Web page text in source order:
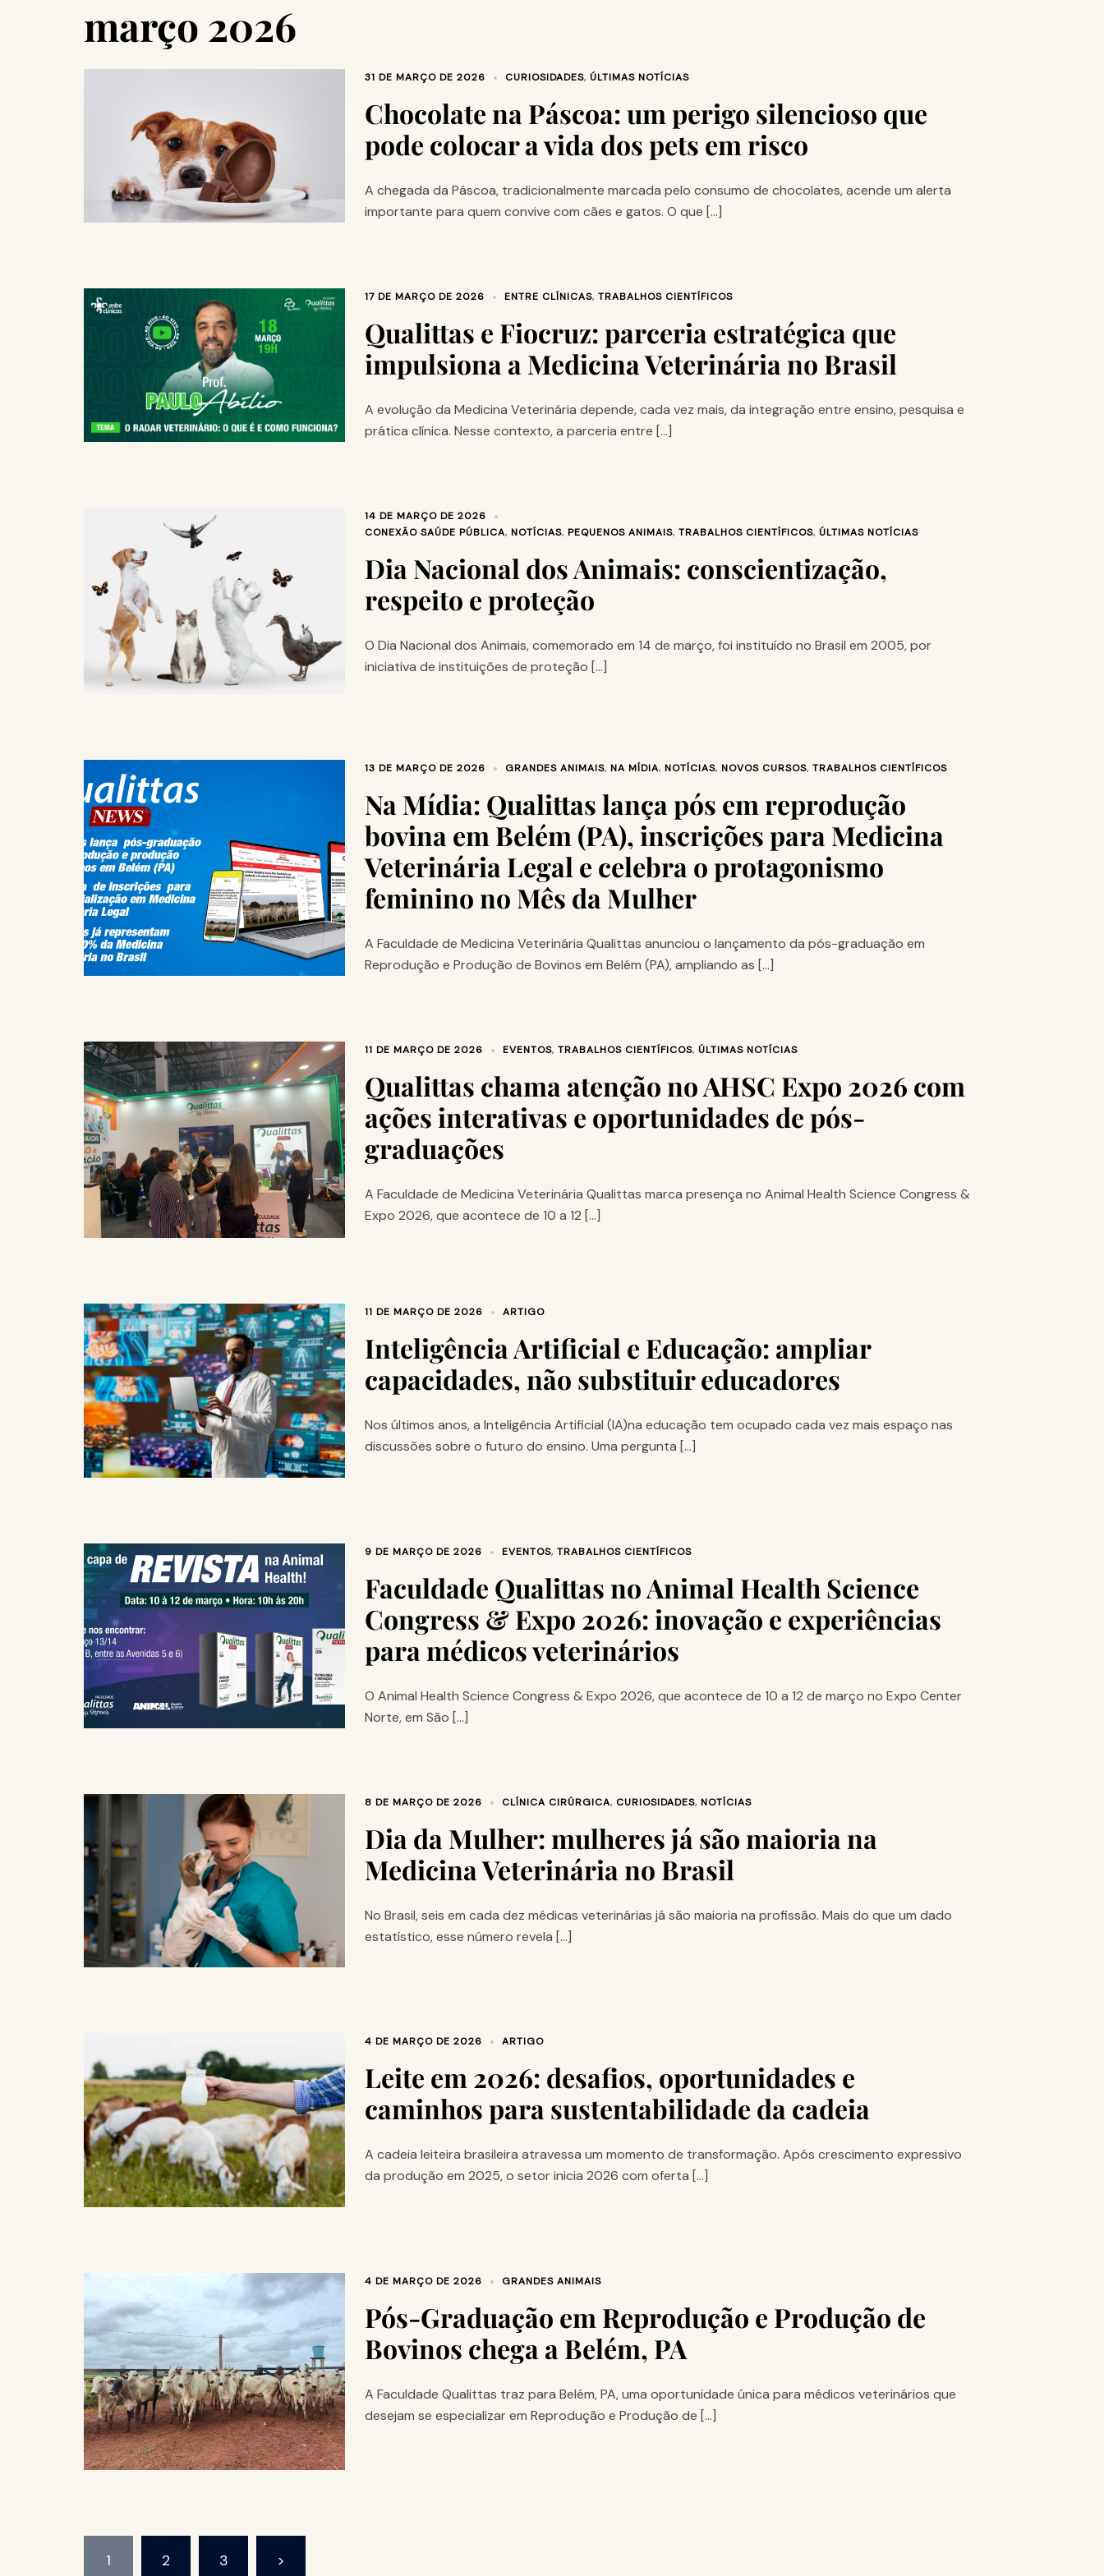
março 2026
31 DE MARÇO DE 2026 CURIOSIDADES, ÚLTIMAS NOTÍCIAS
Chocolate na Páscoa: um perigo silencioso que
pode colocar a vida dos pets em risco
A chegada da Páscoa, tradicionalmente marcada pelo consumo de chocolates, acende um alerta
importante para quem convive com cães e gatos. O que […]
17 DE MARÇO DE 2026 ENTRE CLÍNICAS, TRABALHOS CIENTÍFICOS
Qualittas e Fiocruz: parceria estratégica que
impulsiona a Medicina Veterinária no Brasil
A evolução da Medicina Veterinária depende, cada vez mais, da integração entre ensino, pesquisa e
prática clínica. Nesse contexto, a parceria entre […]
14 DE MARÇO DE 2026
CONEXÃO SAÚDE PÚBLICA, NOTÍCIAS, PEQUENOS ANIMAIS, TRABALHOS CIENTÍFICOS, ÚLTIMAS NOTÍCIAS
Dia Nacional dos Animais: conscientização,
respeito e proteção
O Dia Nacional dos Animais, comemorado em 14 de março, foi instituído no Brasil em 2005, por
iniciativa de instituições de proteção […]
13 DE MARÇO DE 2026 GRANDES ANIMAIS, NA MÍDIA, NOTÍCIAS, NOVOS CURSOS, TRABALHOS CIENTÍFICOS
Na Mídia: Qualittas lança pós em reprodução
bovina em Belém (PA), inscrições para Medicina
Veterinária Legal e celebra o protagonismo
feminino no Mês da Mulher
A Faculdade de Medicina Veterinária Qualittas anunciou o lançamento da pós-graduação em
Reprodução e Produção de Bovinos em Belém (PA), ampliando as […]
11 DE MARÇO DE 2026 EVENTOS, TRABALHOS CIENTÍFICOS, ÚLTIMAS NOTÍCIAS
Qualittas chama atenção no AHSC Expo 2026 com
ações interativas e oportunidades de pós-
graduações
A Faculdade de Medicina Veterinária Qualittas marca presença no Animal Health Science Congress &
Expo 2026, que acontece de 10 a 12 […]
11 DE MARÇO DE 2026 ARTIGO
Inteligência Artificial e Educação: ampliar
capacidades, não substituir educadores
Nos últimos anos, a Inteligência Artificial (IA)na educação tem ocupado cada vez mais espaço nas
discussões sobre o futuro do ensino. Uma pergunta […]
9 DE MARÇO DE 2026 EVENTOS, TRABALHOS CIENTÍFICOS
Faculdade Qualittas no Animal Health Science
Congress & Expo 2026: inovação e experiências
para médicos veterinários
O Animal Health Science Congress & Expo 2026, que acontece de 10 a 12 de março no Expo Center
Norte, em São […]
8 DE MARÇO DE 2026 CLÍNICA CIRÚRGICA, CURIOSIDADES, NOTÍCIAS
Dia da Mulher: mulheres já são maioria na
Medicina Veterinária no Brasil
No Brasil, seis em cada dez médicas veterinárias já são maioria na profissão. Mais do que um dado
estatístico, esse número revela […]
4 DE MARÇO DE 2026 ARTIGO
Leite em 2026: desafios, oportunidades e
caminhos para sustentabilidade da cadeia
A cadeia leiteira brasileira atravessa um momento de transformação. Após crescimento expressivo
da produção em 2025, o setor inicia 2026 com oferta […]
4 DE MARÇO DE 2026 GRANDES ANIMAIS
Pós-Graduação em Reprodução e Produção de
Bovinos chega a Belém, PA
A Faculdade Qualittas traz para Belém, PA, uma oportunidade única para médicos veterinários que
desejam se especializar em Reprodução e Produção de […]
1 2 3 >